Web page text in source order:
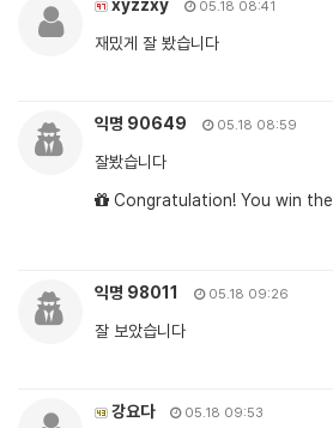
xyzzxy 05.18 08:41
재밌게 잘 봤습니다
익명 90649 05.18 08:59
잘봤습니다
Congratulation! You win the
익명 98011 05.18 09:26
잘 보았습니다
강요다 05.18 09:53